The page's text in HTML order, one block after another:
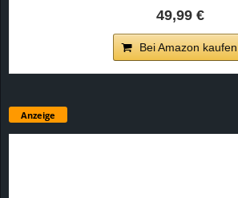
49,99 €
Bei Amazon kaufen
Anzeige